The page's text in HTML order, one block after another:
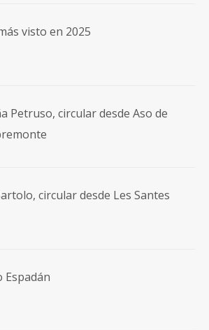
visto en 2025
Petruso, circular desde Aso de
circular desde Les Santes
Espadán